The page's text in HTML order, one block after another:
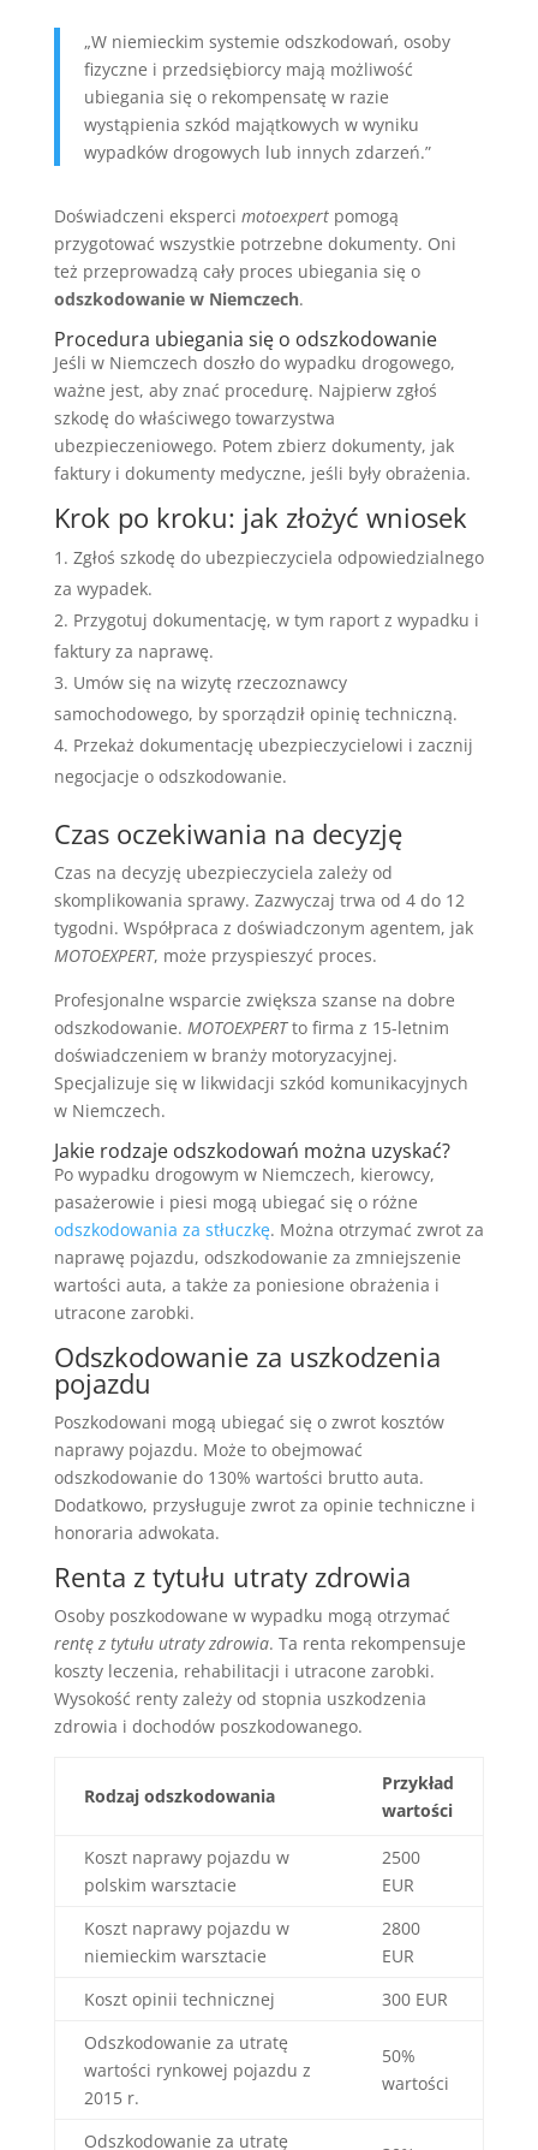
„W niemieckim systemie odszkodowań, osoby
fizyczne i przedsiębiorcy mają możliwość
ubiegania się o rekompensatę w razie
wystąpienia szkód majątkowych w wyniku
wypadków drogowych lub innych zdarzeń.”
Doświadczeni eksperci motoexpertpomogą
przygotować wszystkie potrzebne dokumenty. Oni
też przeprowadzą cały proces ubiegania się o
odszkodowanie w Niemczech.
Procedura ubiegania się o odszkodowanie
Jeśli w Niemczech doszło do wypadku drogowego,
ważne jest, aby znać procedurę. Najpierw zgłoś
szkodę do właściwego towarzystwa
ubezpieczeniowego. Potem zbierz dokumenty, jak
faktury i dokumenty medyczne, jeśli były obrażenia.
Krok po kroku: jak złożyć wniosek
Zgłoś szkodę do ubezpieczyciela odpowiedzialnego
za wypadek.
Przygotuj dokumentację, w tym raport z wypadku i
faktury za naprawę.
Umów się na wizytę rzeczoznawcy
samochodowego, by sporządził opinię techniczną.
Przekaż dokumentację ubezpieczycielowi i zacznij
negocjacje o odszkodowanie.
Czas oczekiwania na decyzję
Czas na decyzję ubezpieczyciela zależy od
skomplikowania sprawy. Zazwyczaj trwa od 4 do 12
tygodni. Współpraca z doświadczonym agentem, jak
MOTOEXPERT, może przyspieszyć proces.
Profesjonalne wsparcie zwiększa szanse na dobre
odszkodowanie. MOTOEXPERTto firma z 15-letnim
doświadczeniem w branży motoryzacyjnej.
Specjalizuje się w likwidacji szkód komunikacyjnych
w Niemczech.
Jakie rodzaje odszkodowań można uzyskać?
Po wypadku drogowym w Niemczech, kierowcy,
pasażerowie i piesi mogą ubiegać się o różne
odszkodowania za stłuczkę. Można otrzymać zwrot za
naprawę pojazdu, odszkodowanie za zmniejszenie
wartości auta, a także za poniesione obrażenia i
utracone zarobki.
Odszkodowanie za uszkodzenia
pojazdu
Poszkodowani mogą ubiegać się o zwrot kosztów
naprawy pojazdu. Może to obejmować
odszkodowanie do 130% wartości brutto auta.
Dodatkowo, przysługuje zwrot za opinie techniczne i
honoraria adwokata.
Renta z tytułu utraty zdrowia
Osoby poszkodowane w wypadku mogą otrzymać
rentę z tytułu utraty zdrowia. Ta renta rekompensuje
koszty leczenia, rehabilitacji i utracone zarobki.
Wysokość renty zależy od stopnia uszkodzenia
zdrowia i dochodów poszkodowanego.
Rodzaj odszkodowania
Przykład
wartości
Koszt naprawy pojazdu w
polskim warsztacie
2500
EUR
Koszt naprawy pojazdu w
niemieckim warsztacie
2800
EUR
Koszt opinii technicznej
300 EUR
Odszkodowanie za utratę
wartości rynkowej pojazdu z
2015 r.
50%
wartości
Odszkodowanie za utratę